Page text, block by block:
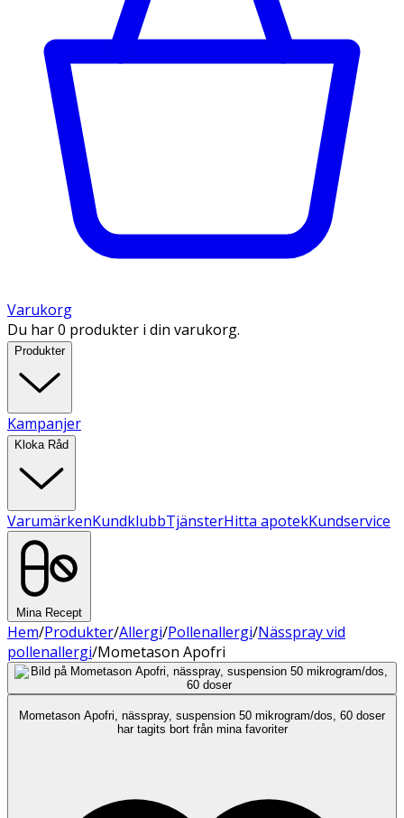
Varukorg
Du har 0 produkter i din varukorg.
Produkter
Kampanjer
Kloka Råd
VarumärkenKundklubbTjänsterHitta apotekKundservice
Mina Recept
Hem/Produkter/Allergi/Pollenallergi/Nässpray vid
pollenallergi/Mometason Apofri
Mometason Apofri, nässpray, suspension 50 mikrogram/dos, 60 doser
har tagits bort från mina favoriter